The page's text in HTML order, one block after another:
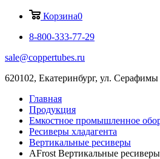
Корзина0
8-800-333-77-29
sale@coppertubes.ru
620102, Екатеринбург, ул.
Главная
Продукция
Емкостное промышленное
Ресиверы хладагента
Вертикальные ресиверы
AFrost Вертикальные